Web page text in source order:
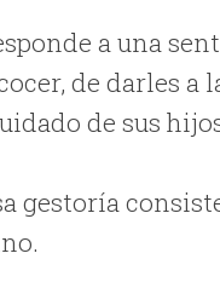
a una
de darles a
de sus
gestoría